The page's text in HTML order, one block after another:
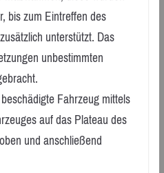
bis zum Eintreffen des
unterstützt. Das
unbestimmten
Fahrzeug mittels
auf das Plateau des
und anschließend